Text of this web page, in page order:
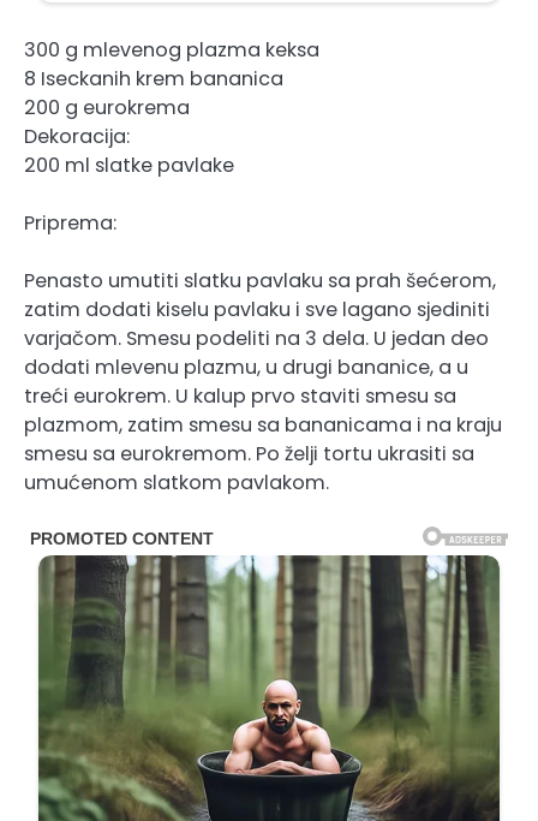
300 g mlevenog plazma keksa
8 Iseckanih krem bananica
200 g eurokrema
Dekoracija:
200 ml slatke pavlake
Priprema:
Penasto umutiti slatku pavlaku sa prah šećerom,
zatim dodati kiselu pavlaku i sve lagano sjediniti
varjačom. Smesu podeliti na 3 dela. U jedan deo
dodati mlevenu plazmu, u drugi bananice, a u
treći eurokrem. U kalup prvo staviti smesu sa
plazmom, zatim smesu sa bananicama i na kraju
smesu sa eurokremom. Po želji tortu ukrasiti sa
umućenom slatkom pavlakom.